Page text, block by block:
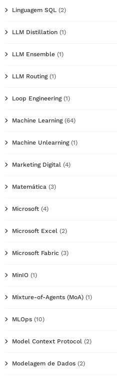
Linguagem SQL (2)
LLM Distillation (1)
LLM Ensemble (1)
LLM Routing(1)
Loop Engineering(1)
Machine Learning(64)
Machine Unlearning(1)
Marketing Digital (4)
Matemática (3)
Microsoft (4)
Microsoft Excel (2)
Microsoft Fabric (3)
MinIO (1)
Mixture-of-Agents (MoA) (1)
MLOps (10)
Model Context Protocol (2)
Modelagem de Dados (2)